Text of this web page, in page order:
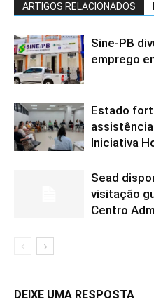
ARTIGOS RELACIONADOS
Sine-PB
emprego
Estado
Iniciativa
Sead
visitação
Centro
DEIXE UMA RESPOSTA